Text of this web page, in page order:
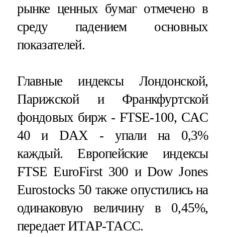
рынке ценных бумаг отмечено в
среду падением основных
показателей.
Главные индексы Лондонской,
Парижской и Франкфуртской
фондовых бирж - FTSE-100, CAC
40 и DAX - упали на 0,3%
каждый. Европейские индексы
FTSE EuroFirst 300 и Dow Jones
Eurostocks 50 также опустились на
одинаковую величину в 0,45%,
передает ИТАР-ТАСС.